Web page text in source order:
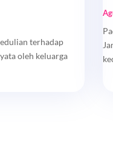
terhadap
oleh keluarga